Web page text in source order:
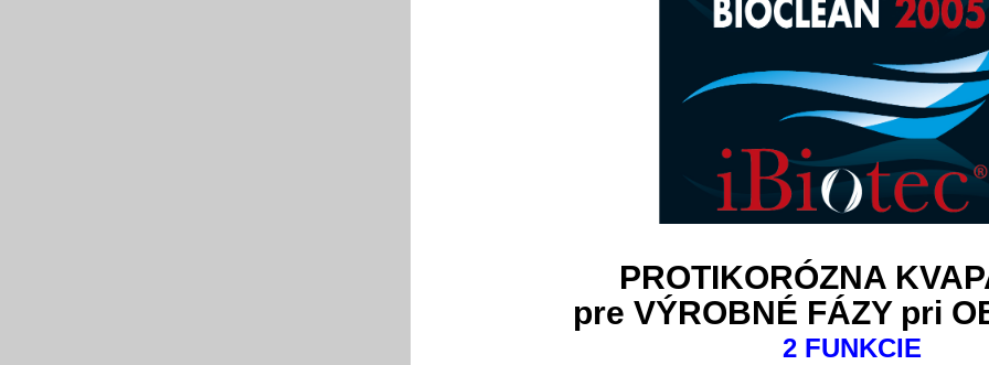
PROTIKORÓZNA
pre VÝROBNÉ FÁZY pri
2 FUNKCIE